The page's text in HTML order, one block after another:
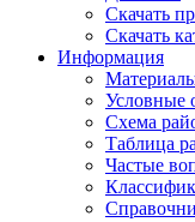
Скачать
Скачать
Информация
Условные
Схема
Таблица
Частые